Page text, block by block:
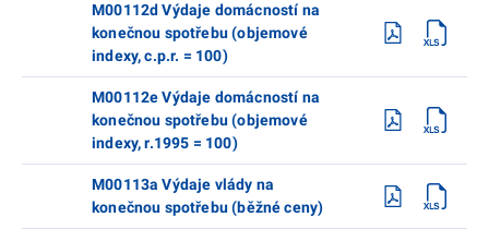
M00112d Výdaje domácností na
konečnou spotřebu (objemové
indexy, c.p.r. = 100)
M00112e Výdaje domácností na
konečnou spotřebu (objemové
indexy, r.1995 = 100)
M00113a Výdaje vlády na
konečnou spotřebu (běžné ceny)